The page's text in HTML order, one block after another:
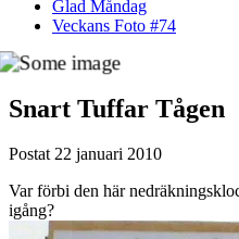
Glad Måndag
Veckans Foto #74
Snart Tuffar Tågen
Postat22 januari 2010
Var förbi den här
igång?